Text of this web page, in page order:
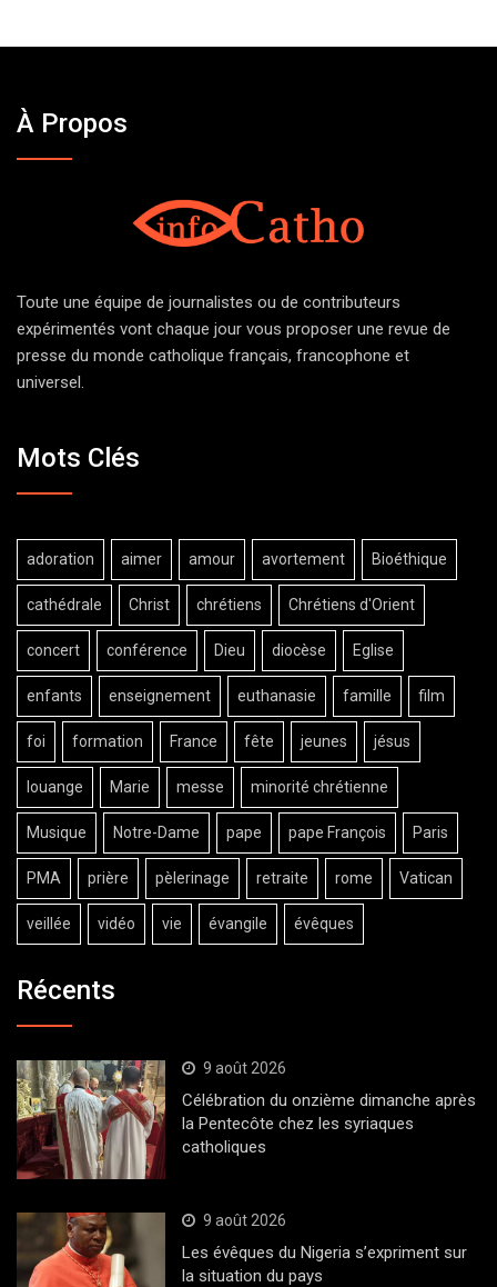
À Propos
Toute une équipe de journalistes ou de contributeurs
expérimentés vont chaque jour vous proposer une revue de
presse du monde catholique français, francophone et
universel.
Mots Clés
adoration aimer amour avortement Bioéthique
cathédrale Christ chrétiens Chrétiens d'Orient
concert conférence Dieu diocèse Eglise
enfants enseignement euthanasie famille film
foi formation France fête jeunes jésus
louange Marie messe minorité chrétienne
Musique Notre-Dame pape pape François Paris
PMA prière pèlerinage retraite rome Vatican
veillée vidéo vie évangile évêques
Récents
9 août 2026
Célébration du onzième dimanche après
la Pentecôte chez les syriaques
catholiques
9 août 2026
Les évêques du Nigeria s’expriment sur
la situation du pays